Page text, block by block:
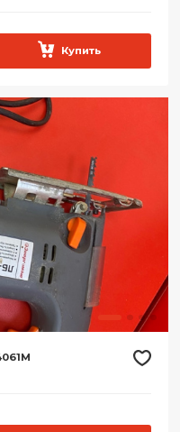
Купить